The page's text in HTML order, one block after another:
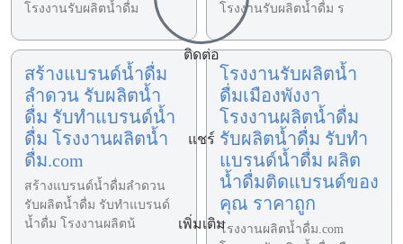
โรงงานรับผลิตน้ำดื่ม
โรงงานรับผลิตน้ำดื่ม ร
สร้างแบรนด์น้ำดื่ม
ลำดวน รับผลิตน้ำ
ดื่ม รับทำแบรนด์น้ำ
ดื่ม โรงงานผลิตน้ำ
ดื่ม.com
สร้างแบรนด์น้ำดื่มลำดวน
รับผลิตน้ำดื่ม รับทำแบรนด์
น้ำดื่ม โรงงานผลิตน้
โรงงานรับผลิตน้ำ
ดื่มเมืองพังงา
โรงงานผลิตน้ำดื่ม
รับผลิตน้ำดื่ม รับทำ
แบรนด์น้ำดื่ม ผลิต
น้ำดื่มติดแบรนด์ของ
คุณ ราคาถูก
โรงงานผลิตน้ำดื่ม.com
ติดต่อ
แชร์
เพิ่มเติม